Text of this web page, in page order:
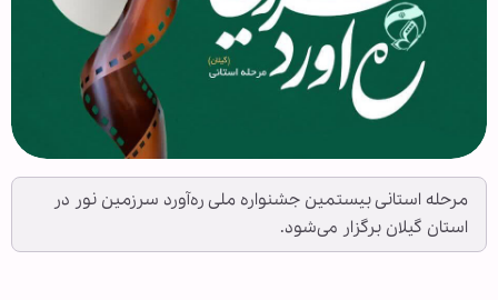
مرحله استانی بیستمین جشنواره ملی ره‌آورد سرزمین نور در
استان گیلان برگزار می‌شود.